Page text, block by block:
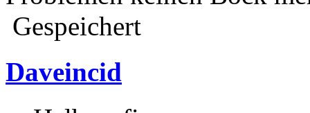
Gespeichert
Daveincid